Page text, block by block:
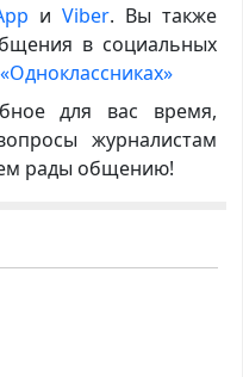
иViber. Вы также
в социальных
«Одноклассниках»
для вас время,
журналистам
рады общению!